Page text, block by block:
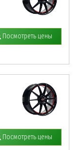
Посмотреть цены
Посмотреть цены